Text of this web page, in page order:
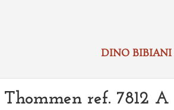
DINO BIBIANI
ref. 7812 A